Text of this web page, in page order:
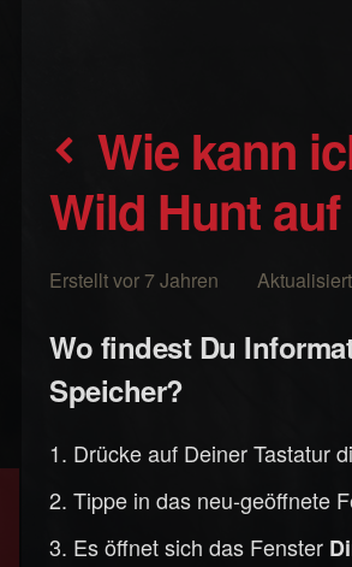
Wie kann ich überprüfen, ob The Witcher 3:
Wild Hunt
Erstellt vor 7 Jahren Aktualisiert
Wo findest Du
Speicher?
Drücke auf Deiner Tastatur
Tippe in das neu-geöffnete
Es öffnet sich das Fenster